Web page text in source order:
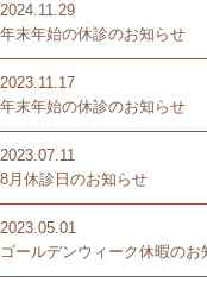
2024.11.29
年末年始の休診のお知らせ
2023.11.17
年末年始の休診のお知らせ
2023.07.11
8月休診日のお知らせ
2023.05.01
ゴールデンウィーク休暇のお